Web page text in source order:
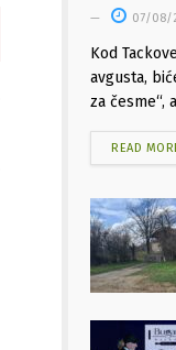
07/08/
Kod
avgusta,
za česme“,
READ